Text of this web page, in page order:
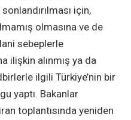
için,
olmasına ve de
sebeplerle
ilişkin alınmış ya da
ilgili Türkiye’nin bir
yaptı. Bakanlar
toplantısında yeniden